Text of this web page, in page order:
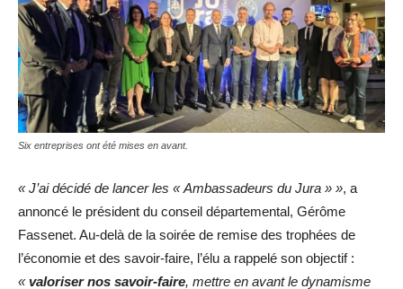
Six entreprises ont été mises en avant.
« J’ai décidé de lancer les « Ambassadeurs du Jura » », a
annoncé le président du conseil départemental, Gérôme
Fassenet. Au-delà de la soirée de remise des trophées de
l’économie et des savoir-faire, l’élu a rappelé son objectif :
«valoriser nos savoir-faire, mettre en avant le dynamisme